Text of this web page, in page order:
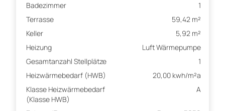
Badezimmer
1
Terrasse
59,42 m²
Keller
5,92 m²
Heizung
Luft Wärmepumpe
Gesamtanzahl Stellplätze
1
Heizwärmebedarf (HWB)
20,00 kwh/m²a
Klasse Heizwärmebedarf
(Klasse HWB)
A